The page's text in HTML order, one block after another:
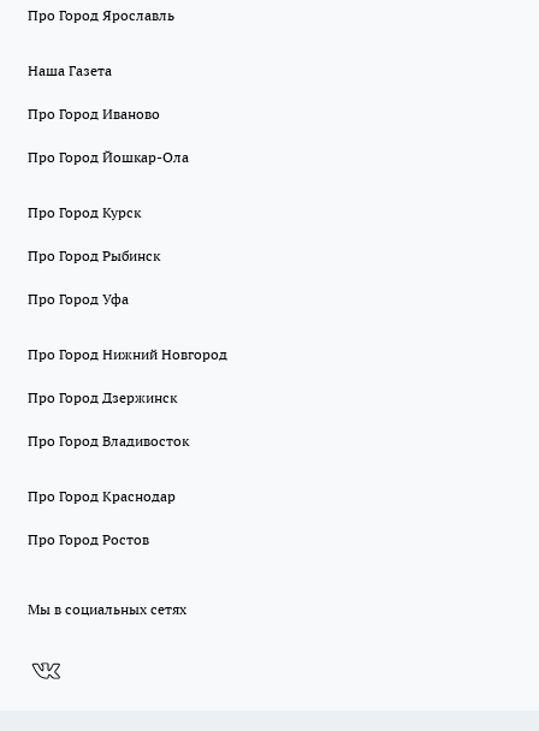
Про Город Ярославль
Наша Газета
Про Город Иваново
Про Город Йошкар-Ола
Про Город Курск
Про Город Рыбинск
Про Город Уфа
Про Город Нижний Новгород
Про Город Дзержинск
Про Город Владивосток
Про Город Краснодар
Про Город Ростов
Мы в социальных сетях